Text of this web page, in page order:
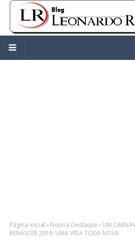
Página inicial Notícia Destaque
UM
RENASCER 2016: UMA VIDA TODA NOVA